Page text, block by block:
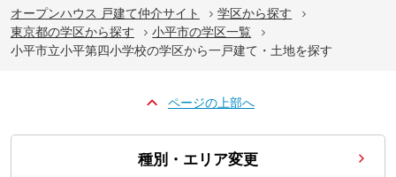
オープンハウス 戸建て仲介サイト
学区から探す
東京都の学区から探す
小平市の学区一覧
小平市立小平第四小学校の学区から一戸建て・土地を探す
ページの上部へ
種別・エリア変更